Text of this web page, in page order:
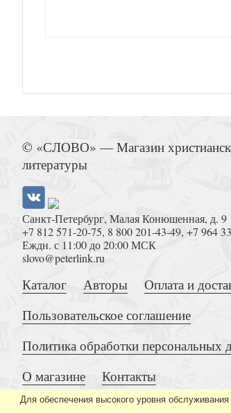
Библия в современном
Манкастер Г.
© «СЛОВО» — Магазин
литературы
Санкт-Петербург, Малая Конюшенная, д. 9
+7 812 571-20-75, 8 800 201-43-49, +7 964
Еждн. с 11:00 до 20:00 МСК
slovo@peterlink.ru
Каталог Авторы
Оплата и
Пользовательское соглашение
Политика обработки персональных
О магазине
Контакты
Для обеспечения высокого уровня